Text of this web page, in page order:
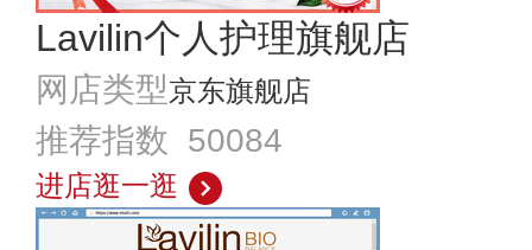
Lavilin个人护理旗舰店
网店类型京东旗舰店
推荐指数 50084
进店逛一逛